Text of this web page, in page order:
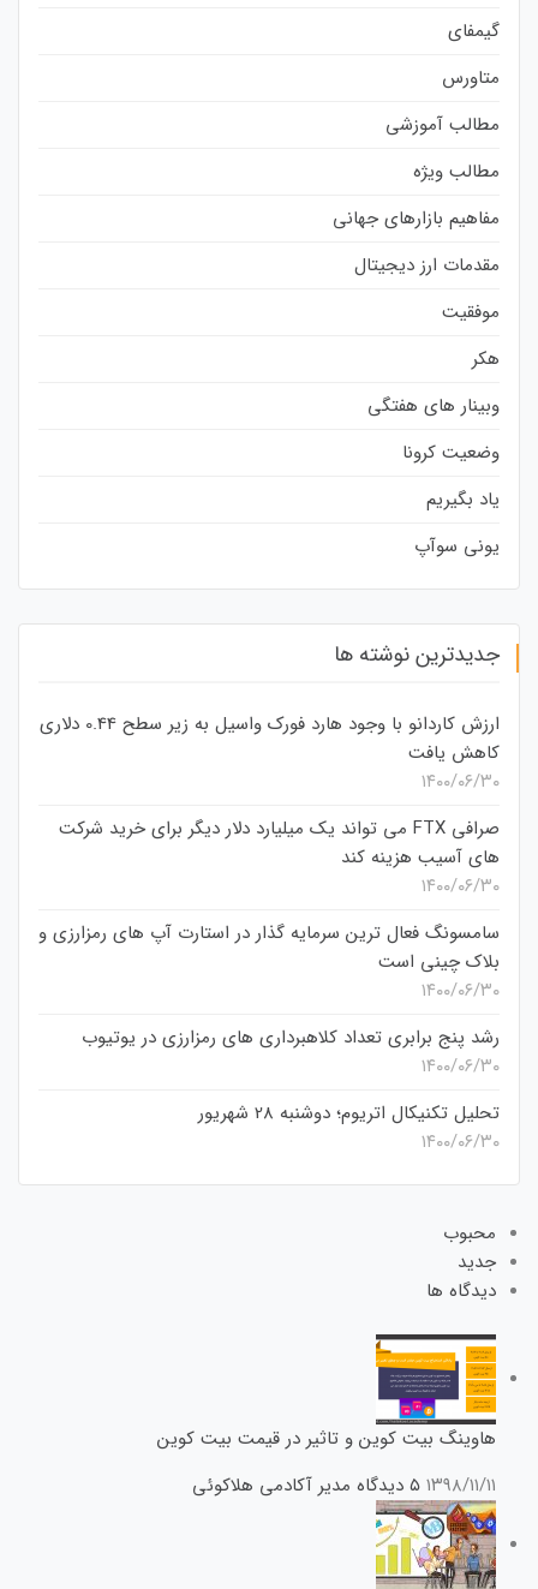
گیمفای
متاورس
مطالب آموزشی
مطالب ویژه
مفاهیم بازارهای جهانی
مقدمات ارز دیجیتال
موفقیت
هکر
وبینار های هفتگی
وضعیت کرونا
یاد بگیریم
یونی سوآپ
جدیدترین نوشته ها
ارزش کاردانو با وجود هارد فورک واسیل به زیر سطح 0.44 دلاری
کاهش یافت
۱۴۰۰/۰۶/۳۰
صرافی FTX می تواند یک میلیارد دلار دیگر برای خرید شرکت
های آسیب هزینه کند
۱۴۰۰/۰۶/۳۰
سامسونگ فعال‌ ترین سرمایه‌ گذار در استارت‌ آپ‌ های رمزارزی و
بلاک چینی است
۱۴۰۰/۰۶/۳۰
رشد پنج برابری تعداد کلاهبرداری های رمزارزی در یوتیوب
۱۴۰۰/۰۶/۳۰
تحلیل تکنیکال اتریوم؛ دوشنبه 28 شهریور
۱۴۰۰/۰۶/۳۰
محبوب
جدید
دیدگاه ها
هاوینگ بیت کوین و تاثیر در قیمت بیت کوین
۱۳۹۸/۱۱/۱۱ ۵ دیدگاه مدیر آکادمی هلاکوئی